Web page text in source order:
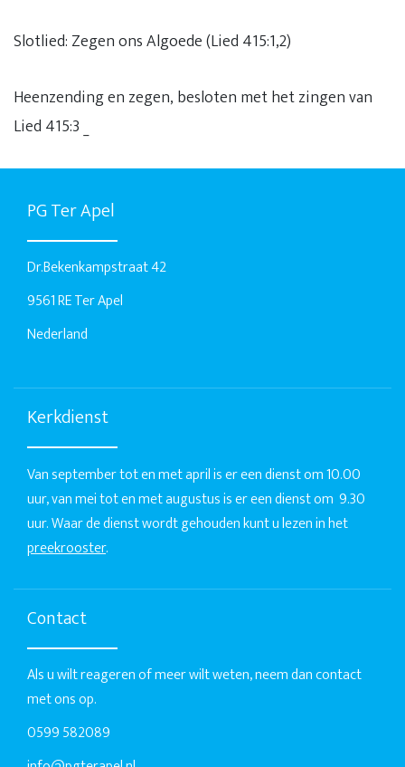
Slotlied: Zegen ons Algoede (Lied 415:1,2)
Heenzending en zegen, besloten met het zingen van
Lied 415:3 _
PG Ter Apel
Dr.Bekenkampstraat 42
9561 RE Ter Apel
Nederland
Kerkdienst
Van september tot en met april is er een dienst om 10.00
uur, van mei tot en met augustus is er een dienst om 9.30
uur. Waar de dienst wordt gehouden kunt u lezen in het
preekrooster.
Contact
Als u wilt reageren of meer wilt weten, neem dan contact
met ons op.
0599 582089